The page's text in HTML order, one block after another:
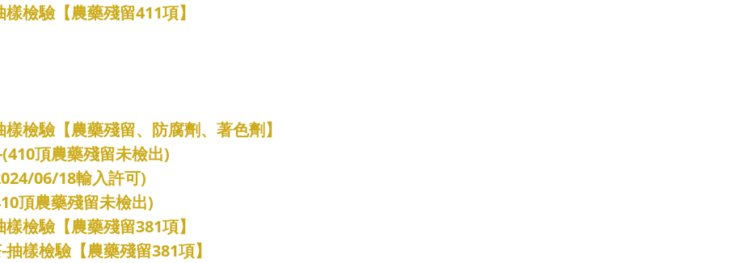
檢驗【農藥殘留411項】
檢驗【農藥殘留、防腐劑、著色劑】
頂農藥殘留未檢出)
06/18輸入許可)
頂農藥殘留未檢出)
檢驗【農藥殘留381項】
樣檢驗【農藥殘留381項】